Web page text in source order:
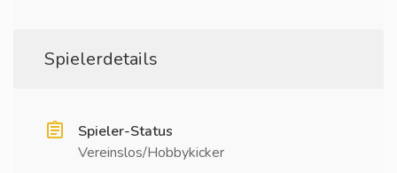
Spielerdetails
Spieler-Status
Vereinslos/Hobbykicker